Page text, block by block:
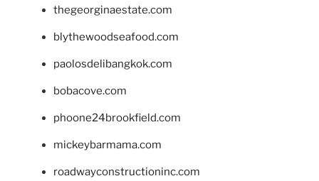
thegeorginaestate.com
blythewoodseafood.com
paolosdelibangkok.com
bobacove.com
phoone24brookfield.com
mickeybarmama.com
roadwayconstructioninc.com